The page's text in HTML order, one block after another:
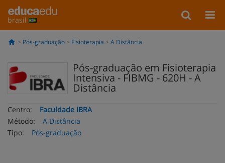
brasil
Pós-graduação Fisioterapia A Distância
Pós-graduação em Fisioterapia
Intensiva - FIBMG - 620H - A
Distância
Centro:
Faculdade IBRA
Método:
A Distância
Tipo:
Pós-graduação